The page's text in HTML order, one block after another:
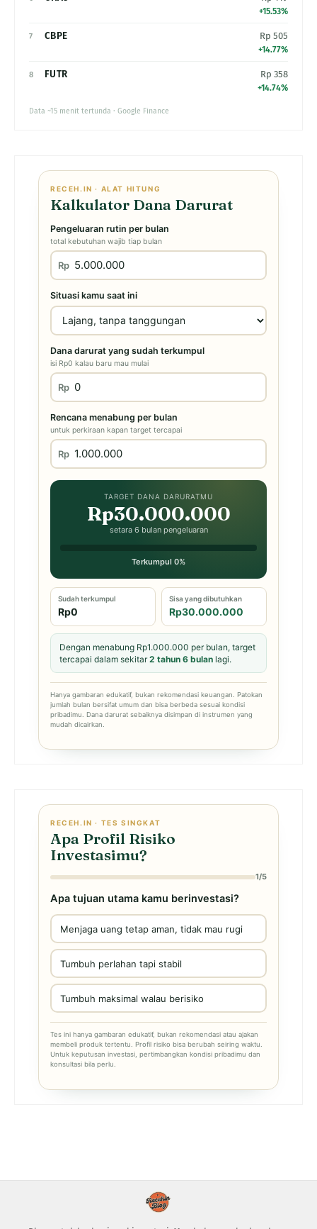
+15.53%
7 CBPE Rp 505
+14.77%
8 FUTR Rp 358
+14.74%
Data ~15 menit tertunda · Google Finance
RECEH.IN · ALAT HITUNG
Kalkulator Dana Darurat
Pengeluaran rutin per bulan
total kebutuhan wajib tiap bulan
Rp
Situasi kamu saat ini
Dana darurat yang sudah terkumpul
isi Rp0 kalau baru mau mulai
Rp
Rencana menabung per bulan
untuk perkiraan kapan target tercapai
Rp
TARGET DANA DARURATMU
Rp30.000.000
setara 6 bulan pengeluaran
Terkumpul 0%
Sudah terkumpul
Rp0
Sisa yang dibutuhkan
Rp30.000.000
Dengan menabung Rp1.000.000 per bulan, target
tercapai dalam sekitar2 tahun 6 bulan lagi.
Hanya gambaran edukatif, bukan rekomendasi keuangan. Patokan
jumlah bulan bersifat umum dan bisa berbeda sesuai kondisi
pribadimu. Dana darurat sebaiknya disimpan di instrumen yang
mudah dicairkan.
RECEH.IN · TES SINGKAT
Apa Profil Risiko
Investasimu?
1/5
Apa tujuan utama kamu berinvestasi?
Menjaga uang tetap aman, tidak mau rugi
Tumbuh perlahan tapi stabil
Tumbuh maksimal walau berisiko
Tes ini hanya gambaran edukatif, bukan rekomendasi atau ajakan
membeli produk tertentu. Profil risiko bisa berubah seiring waktu.
Untuk keputusan investasi, pertimbangkan kondisi pribadimu dan
konsultasi bila perlu.